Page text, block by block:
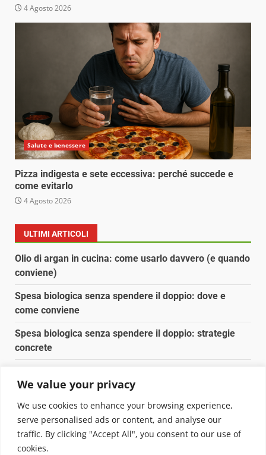
We value your privacy
We use cookies to enhance your browsing experience,
serve personalised ads or content, and analyse our
traffic. By clicking "Accept All", you consent to our use of
cookies.
4 Agosto 2026
Salute e benessere
Pizza indigesta e sete eccessiva: perché succede e
come evitarlo
4 Agosto 2026
ULTIMI ARTICOLI
Olio di argan in cucina: come usarlo davvero (e quando
conviene)
Spesa biologica senza spendere il doppio: dove e
come conviene
Spesa biologica senza spendere il doppio: strategie
concrete
Pulizia naturale della casa: 3 ingredienti che
sostituiscono 10 prodotti chimici
Copyright © 2025 Biopianeta.it proprietà di Jws Media